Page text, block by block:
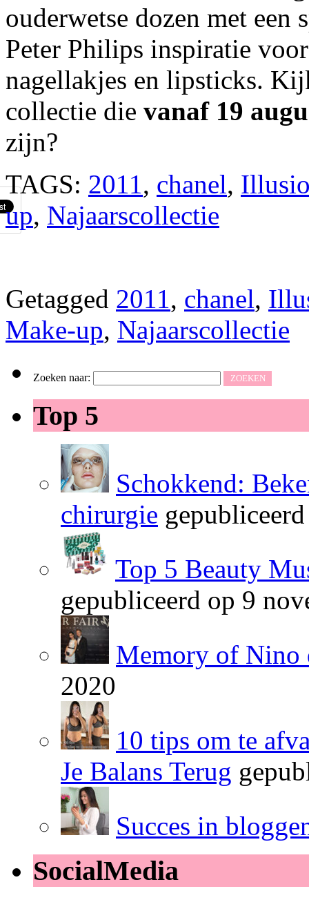
ouderwetse dozen met
Peter Philips inspiratie
nagellakjes en lipsticks.
collectie die vanaf 19
zijn?
TAGS: 2011, chanel,
up, Najaarscollectie
Getagged 2011, chanel,
Make-up, Najaarscollectie
Zoeken naar:
Top 5
Schokkend:
chirurgie
Top 5 Beauty
gepubliceerd op 9
Memory of Nino
2020
10 tips om te
Je Balans Terug
Succes in
SocialMedia